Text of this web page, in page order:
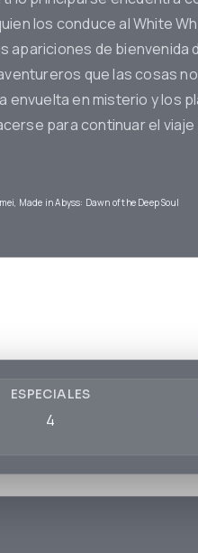
los conduce al White
apariciones de bienvenida
que las cosas
envuelta en misterio y los
para continuar el
Made in Abyss: Dawn of the Deep Soul
ESPECIALES
4